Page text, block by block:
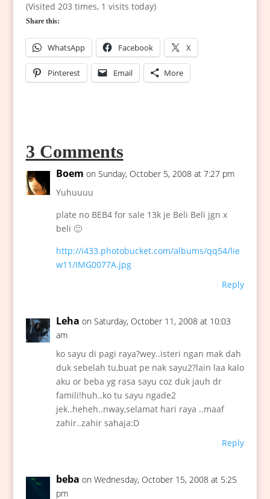
(Visited 203 times, 1 visits today)
Share this:
WhatsApp Facebook X
Pinterest Email More
3 Comments
Boem on Sunday, October 5, 2008 at 7:27 pm
Yuhuuuu
plate no BEB4 for sale 13k je Beli Beli jgn x
beli 🙂
http://i433.photobucket.com/albums/qq54/lie
w11/IMG0077A.jpg
Reply
Leha on Saturday, October 11, 2008 at 10:03
am
ko sayu di pagi raya?wey..isteri ngan mak dah
duk sebelah tu,buat pe nak sayu2?lain laa kalo
aku or beba yg rasa sayu coz duk jauh dr
famili!huh..ko tu sayu ngade2
jek..heheh..nway,selamat hari raya ..maaf
zahir..zahir sahaja:D
Reply
beba on Wednesday, October 15, 2008 at 5:25
pm